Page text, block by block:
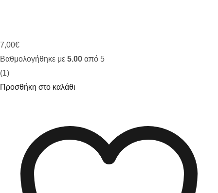
7,00€
Βαθμολογήθηκε με 5.00 από 5
(1)
Προσθήκη στο καλάθι